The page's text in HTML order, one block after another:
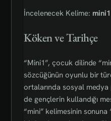
İncelenecek Kelime: mini1
Köken ve Tarihçe
“Mini1”, çocuk dilinde
sözcüğünün oyunlu bir
ortalarında sosyal
de gençlerin kullandığı
“mini” kelimesinin